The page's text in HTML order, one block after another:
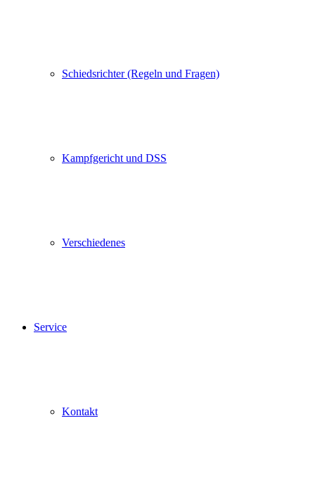
Schiedsrichter (Regeln und Fragen)
Kampfgericht und DSS
Verschiedenes
Service
Kontakt